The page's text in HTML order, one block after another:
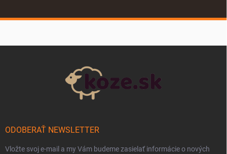
ODOBERAŤ NEWSLETTER
Vložte svoj e-mail a my Vám budeme zasielať informácie o nových